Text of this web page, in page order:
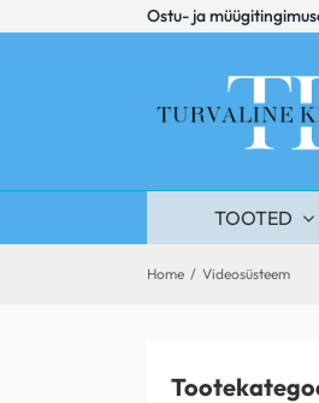
to
Ostu- ja
TOOTED
Home / Videosüsteem